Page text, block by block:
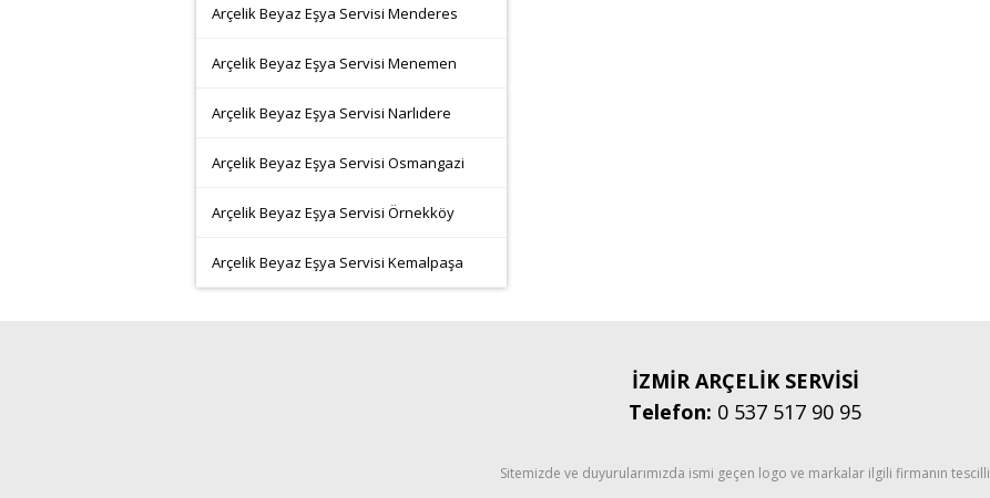
Arçelik Beyaz Eşya Servisi Menderes
Arçelik Beyaz Eşya Servisi Menemen
Arçelik Beyaz Eşya Servisi Narlıdere
Arçelik Beyaz Eşya Servisi Osmangazi
Arçelik Beyaz Eşya Servisi Örnekköy
Arçelik Beyaz Eşya Servisi Kemalpaşa
İZMİR ARÇELİK SERVİSİ
Telefon: 0 537 517 90 95
Sitemizde ve duyurularımızda ismi geçen logo ve markalar ilgili firmanın tescilli